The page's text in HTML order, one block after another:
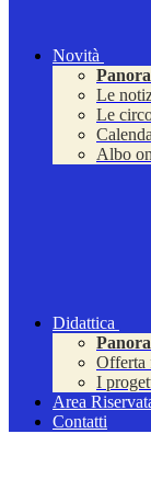
Novità
Le
Le
Albo
Didattica
Offerta
I
Area
Contatti